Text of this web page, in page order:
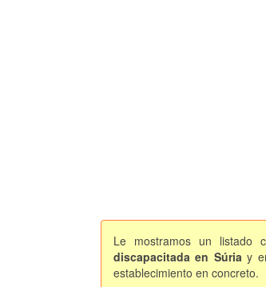
Le mostramos un listado
discapacitada en Súriay
establecimiento en concreto.